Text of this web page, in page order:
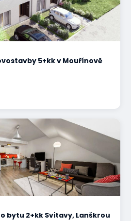
5+kk v Mouřínově
bytu 2+kk Svitavy, Lanškrou